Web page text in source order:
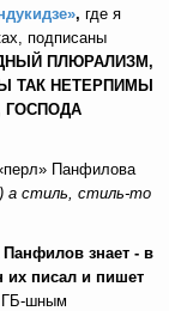
, где я
подписаны
ПЛЮРАЛИЗМ,
ТАК НЕТЕРПИМЫ
ГОСПОДА
Панфилова
а стиль, стиль-то
Панфилов знает - в
их писал и пишет
ГБ-шным